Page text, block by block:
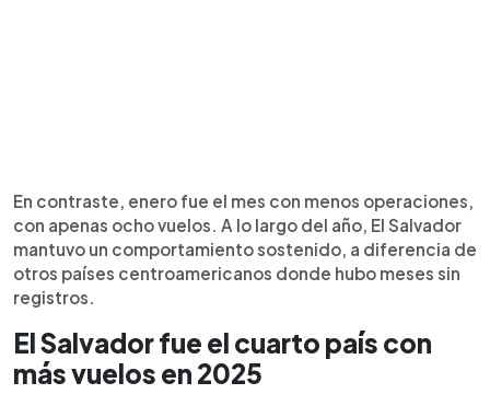
En contraste, enero fue el mes con menos operaciones,
con apenas ocho vuelos. A lo largo del año, El Salvador
mantuvo un comportamiento sostenido, a diferencia de
otros países centroamericanos donde hubo meses sin
registros.
El Salvador fue el cuarto país con
más vuelos en 2025